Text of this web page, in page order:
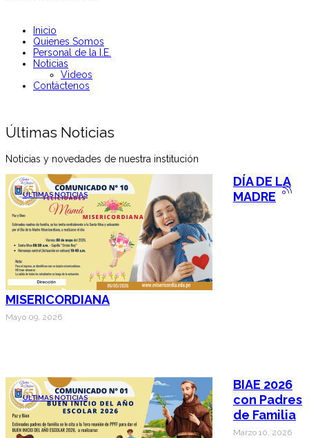
Inicio
Quienes Somos
Personal de la I.E.
Noticias
Videos
Contáctenos
Últimas Noticias
Noticias y novedades de nuestra institución
ÚLTIMAS NOTICIAS
DÍA DE LA
MADRE
MISERICORDIANA
Mayo 09, 2026
ÚLTIMAS NOTICIAS
BIAE 2026
con Padres
de Familia
Marzo 10, 2026